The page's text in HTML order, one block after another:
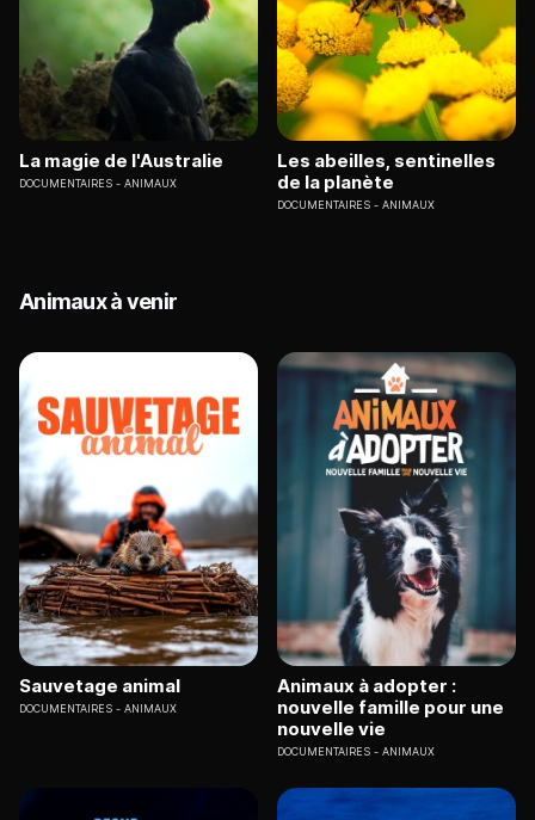
La magie de l'Australie
DOCUMENTAIRES ANIMAUX
Les abeilles, sentinelles
de la planète
DOCUMENTAIRES ANIMAUX
Animaux à venir
Sauvetage animal
DOCUMENTAIRES ANIMAUX
Animaux à adopter :
nouvelle famille pour une
nouvelle vie
DOCUMENTAIRES ANIMAUX